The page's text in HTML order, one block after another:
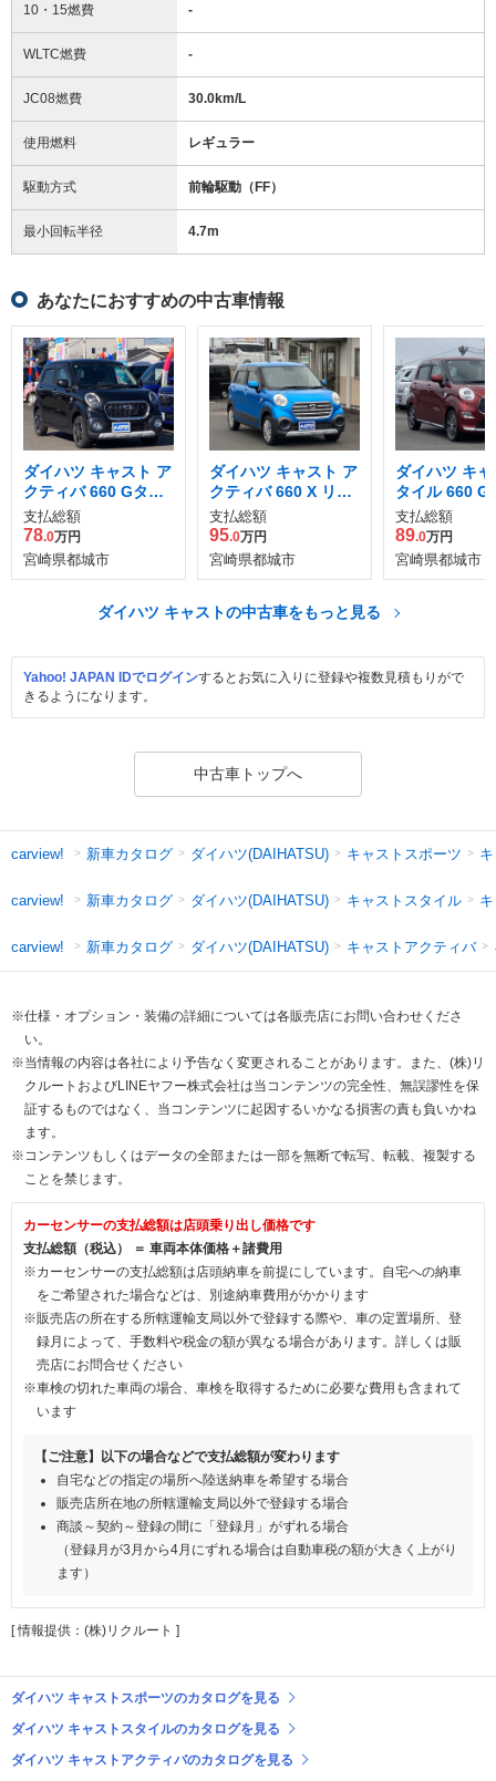
10・15燃費 -
WLTC燃費 -
JC08燃費 30.0km/L
使用燃料 レギュラー
駆動方式 前輪駆動（FF）
最小回転半径 4.7m
あなたにおすすめの中古車情報
ダイハツ キャスト ア
クティバ 660 Gター
ボ SAII
支払総額
78.0万円
宮崎県都城市
ダイハツ キャスト ア
クティバ 660 X リミ
テッド SAIII
支払総額
95.0万円
宮崎県都城市
ダイハツ キ
タイル 660 G
ッド SAIII
支払総額
89.0万円
宮崎県都城市
ダイハツ キャストの中古車をもっと見る
Yahoo! JAPAN IDでログインするとお気に入りに登録や複数見積もりがで
きるようになります。
中古車トップへ
carview! 新車カタログ ダイハツ(DAIHATSU) キャストスポーツ
carview! 新車カタログ ダイハツ(DAIHATSU) キャストスタイル
carview! 新車カタログ ダイハツ(DAIHATSU) キャストアクティバ
※仕様・オプション・装備の詳細については各販売店にお問い合わせくださ
い。
※当情報の内容は各社により予告なく変更されることがあります。また、(株)リ
クルートおよびLINEヤフー株式会社は当コンテンツの完全性、無誤謬性を保
証するものではなく、当コンテンツに起因するいかなる損害の責も負いかね
ます。
※コンテンツもしくはデータの全部または一部を無断で転写、転載、複製する
ことを禁じます。
カーセンサーの支払総額は店頭乗り出し価格です
支払総額（税込） ＝ 車両本体価格＋諸費用
※カーセンサーの支払総額は店頭納車を前提にしています。自宅への納車
をご希望された場合などは、別途納車費用がかかります
※販売店の所在する所轄運輸支局以外で登録する際や、車の定置場所、登
録月によって、手数料や税金の額が異なる場合があります。詳しくは販
売店にお問合せください
※車検の切れた車両の場合、車検を取得するために必要な費用も含まれて
います
【ご注意】以下の場合などで支払総額が変わります
自宅などの指定の場所へ陸送納車を希望する場合
販売店所在地の所轄運輸支局以外で登録する場合
商談～契約～登録の間に「登録月」がずれる場合
（登録月が3月から4月にずれる場合は自動車税の額が大きく上がり
ます）
[ 情報提供：(株)リクルート ]
ダイハツ キャストスポーツのカタログを見る
ダイハツ キャストスタイルのカタログを見る
ダイハツ キャストアクティバのカタログを見る